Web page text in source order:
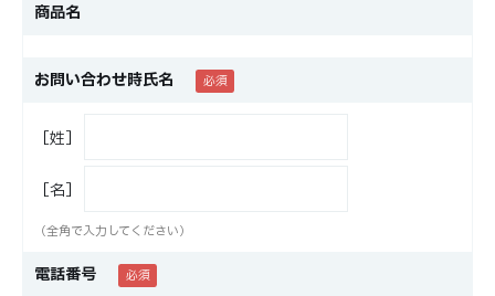
商品名
お問い合わせ時氏名
［姓］
［名］
（全角で入力してください）
電話番号